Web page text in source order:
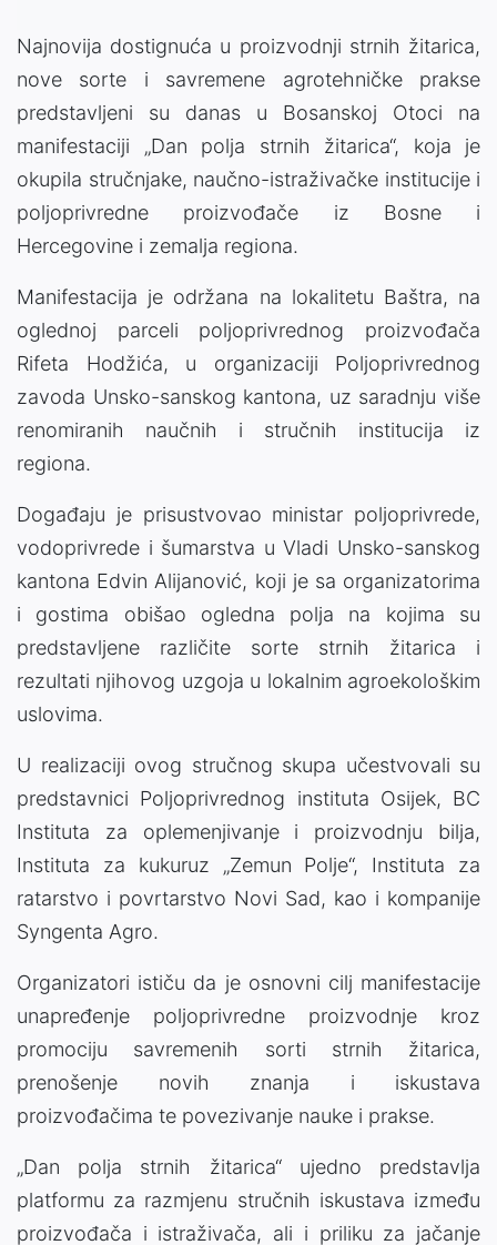
Najnovija dostignuća u proizvodnji strnih žitarica,
nove sorte i savremene agrotehničke prakse
predstavljeni su danas u Bosanskoj Otoci na
manifestaciji „Dan polja strnih žitarica“, koja je
okupila stručnjake, naučno-istraživačke institucije i
poljoprivredne proizvođače iz Bosne i
Hercegovine i zemalja regiona.
Manifestacija je održana na lokalitetu Baštra, na
oglednoj parceli poljoprivrednog proizvođača
Rifeta Hodžića, u organizaciji Poljoprivrednog
zavoda Unsko-sanskog kantona, uz saradnju više
renomiranih naučnih i stručnih institucija iz
regiona.
Događaju je prisustvovao ministar poljoprivrede,
vodoprivrede i šumarstva u Vladi Unsko-sanskog
kantona Edvin Alijanović, koji je sa organizatorima
i gostima obišao ogledna polja na kojima su
predstavljene različite sorte strnih žitarica i
rezultati njihovog uzgoja u lokalnim agroekološkim
uslovima.
U realizaciji ovog stručnog skupa učestvovali su
predstavnici Poljoprivrednog instituta Osijek, BC
Instituta za oplemenjivanje i proizvodnju bilja,
Instituta za kukuruz „Zemun Polje“, Instituta za
ratarstvo i povrtarstvo Novi Sad, kao i kompanije
Syngenta Agro.
Organizatori ističu da je osnovni cilj manifestacije
unapređenje poljoprivredne proizvodnje kroz
promociju savremenih sorti strnih žitarica,
prenošenje novih znanja i iskustava
proizvođačima te povezivanje nauke i prakse.
„Dan polja strnih žitarica“ ujedno predstavlja
platformu za razmjenu stručnih iskustava između
proizvođača i istraživača, ali i priliku za jačanje